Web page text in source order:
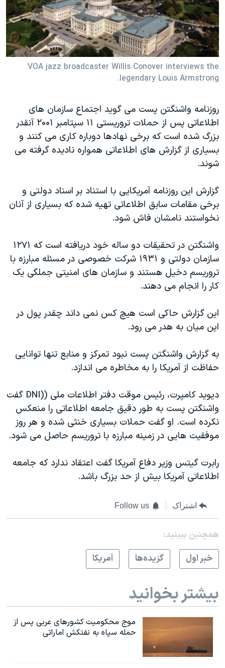
فرهنگ و زندگی
حقوق شهروندی
اقتصادی
علم و فناوری
اسرائیل در جنگ
آرشیو پخش زنده
مستندها
انتخابات ریاست جمهوری آمریکا ۲۰۲۴
حمله جمهوری اسلامی به اسرائیل
رمز مهسا
ورزش زنان در ایران
مجموعه مستندهای دادخواهی
تریبونال مردمی آبان ۹۸
دادگاه حمید نوری
قانون شفافیت دارائی کادر رهبری ایران
اعتراضات مردمی آبان ۹۸
نرگس محمدی برنده جایزه نوبل صلح
همایش محافظه‌کاران آمریکا «سی‌پک»
صفحه‌های ویژه
دنبال کنید
زبانهای مختلف
VOA jazz broadcaster Willis Conover interviews the
legendary Louis Armstrong.
روزنامه واشنگتن پست می گوید اجتماع سازمان های
اطلاعاتی پس از حملات تروریستی ۱۱ سپتامبر ۲۰۰۱ آنقدر
بزرگ شده است که برخی نهادها دوباره کاری می کنند و
بسیاری از گزارش های اطلاعاتی همواره نادیده گرفته می
شوند.
گزارش این روزنامه آمریکایی با استناد بر اسناد دولتی و
برخی مقامات سابق اطلاعاتی تهیه شده که بسیاری از آنان
نخواستند نامشان فاش شود.
واشنگتن در تحقیقات دو ساله خود دریافته است که ۱۲۷۱
سازمان دولتی و ۱۹۳۱ شرکت خصوصی در مسئله مبارزه با
تروریسم دخیل هستند و سازمان های امنیتی جملگی یک
کار را انجام می دهند.
این گزارش حاکی است هیچ کس نمی داند چقدر پول در
این میان به هدر می رود.
به گزارش واشنگتن پست نبود تمرکز و منابع تنها توانایی
حفاظت از آمریکا را به مخاطره می اندازد.
دیوید کامپرت، رئیس موقت دفتر اطلاعات ملی ((DNI گفت
واشنگتن پست به طور دقیق جامعه اطلاعاتی را منعکس
نکرده است. او گفت حملات بسیاری خنثی شده و هر روز
موفقیت هایی در زمینه مبارزه با تروریسم حاصل می شود.
رابرت گیتس وزیر دفاع آمریکا گفت اعتقاد ندارد که جامعه
اطلاعاتی آمریکا بیش از حد بزرگ باشد.
اشتراک Follow us
همچنبن ببینید:
خبر اول
گزيده‌ها آمريکا
بیشتر بخوانید
موج محکومیت کشورهای عربی پس از
حمله سپاه به نفتکش اماراتی